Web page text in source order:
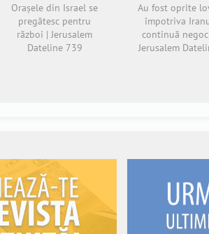
Orașele din Israel se
pregătesc pentru
război | Jerusalem
Dateline 739
Au fost oprite
împotriva
continuă
Jerusalem